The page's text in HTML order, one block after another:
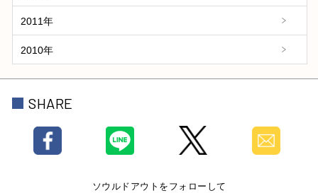
2011年
2010年
SHARE
ソウルドアウトをフォローして